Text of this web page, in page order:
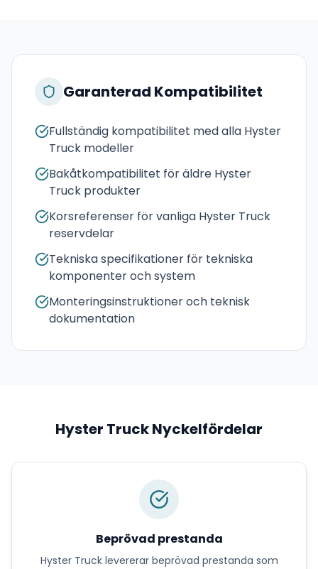
Garanterad Kompatibilitet
Fullständig kompatibilitet med alla Hyster
Truck modeller
Bakåtkompatibilitet för äldre Hyster
Truck produkter
Korsreferenser för vanliga Hyster Truck
reservdelar
Tekniska specifikationer för tekniska
komponenter och system
Monteringsinstruktioner och teknisk
dokumentation
Hyster TruckNyckelfördelar
Beprövad prestanda
Hyster Trucklevererar beprövad prestanda som